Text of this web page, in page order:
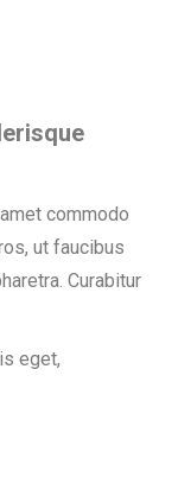
commodo
ut faucibus
Curabitur
eget,